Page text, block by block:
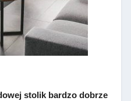
stolik bardzo dobrze